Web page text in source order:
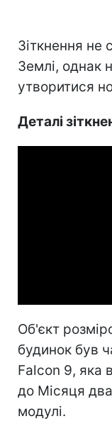
Зіткнення не
Землі, однак
утворитися
Деталі
Об'єкт
будинок був
Falcon 9, яка
до Місяця
модулі.